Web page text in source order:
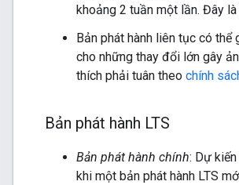
khoảng 2 tuần một lần. Đây
Bản phát hành liên tục có
cho những thay đổi lớn gây
thích phải tuân theo chính
Bản phát hành LTS
Bản phát hành chính: Dự
khi một bản phát hành LTS